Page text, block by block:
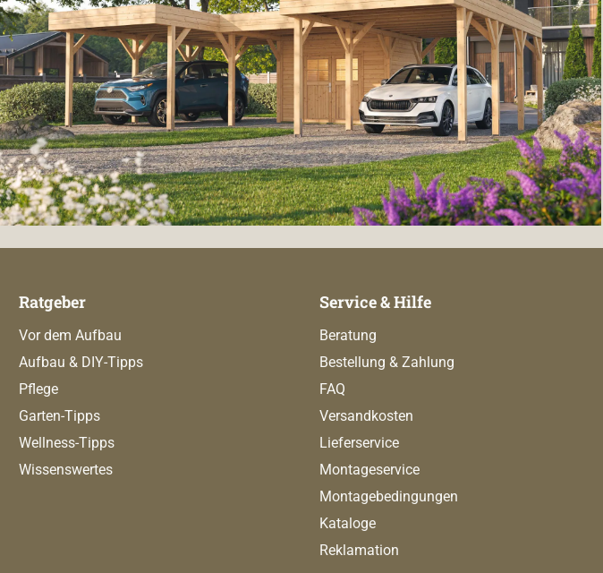
Ratgeber
Vor dem Aufbau
Aufbau & DIY-Tipps
Pflege
Garten-Tipps
Wellness-Tipps
Wissenswertes
Service & Hilfe
Beratung
Bestellung & Zahlung
FAQ
Versandkosten
Lieferservice
Montageservice
Montagebedingungen
Kataloge
Reklamation